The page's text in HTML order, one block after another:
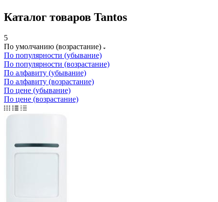
Каталог товаров Tantos
5
По умолчанию (возрастание)
По популярности (убывание)
По популярности (возрастание)
По алфавиту (убывание)
По алфавиту (возрастание)
По цене (убывание)
По цене (возрастание)